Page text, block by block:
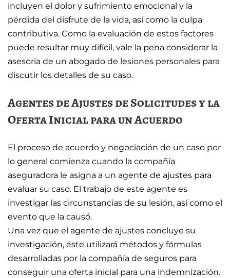
incluyen el dolor y sufrimiento emocional y la
pérdida del disfrute de la vida, así como la culpa
contributiva. Como la evaluación de estos factores
puede resultar muy difícil, vale la pena considerar la
asesoría de un abogado de lesiones personales para
discutir los detalles de su caso.
Agentes de Ajustes de Solicitudes y la
Oferta Inicial para un Acuerdo
El proceso de acuerdo y negociación de un caso por
lo general comienza cuando la compañía
aseguradora le asigna a un agente de ajustes para
evaluar su caso. El trabajo de este agente es
investigar las circunstancias de su lesión, así como el
evento que la causó.
Una vez que el agente de ajustes concluye su
investigación, éste utilizará métodos y fórmulas
desarrolladas por la compañía de seguros para
conseguir una oferta inicial para una indemnización.